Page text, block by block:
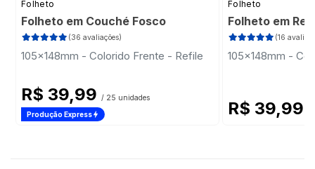
Folheto
Folheto em Couché Fosco
(36 avaliações)
105x148mm - Colorido Frente - Refile
R$ 39,99 / 25 unidades
Produção Express
Folheto
Folheto em
(16
105x148mm -
R$ 39,99